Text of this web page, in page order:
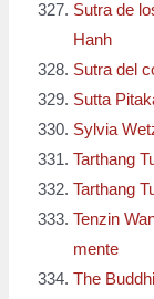
Sutra de
Hanh
Sutra del
Sutta
Sylvia
Tarthang
Tarthang
Tenzin
mente
The